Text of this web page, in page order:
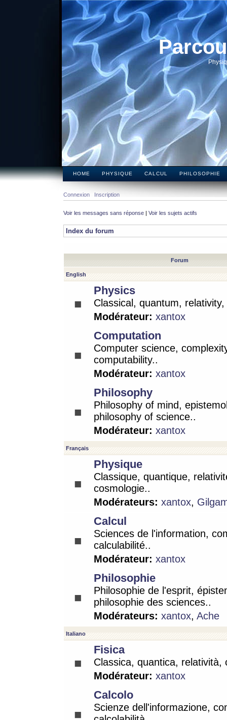
HOME PHYSIQUE CALCUL PHILOSOPHIE
Connexion Inscription
Voir les messages sans réponse | Voir les sujets actifs
Index du forum
Forum
English
Physics
Classical, quantum,
Modérateur: xantox
Computation
Computer science,
computability..
Modérateur: xantox
Philosophy
Philosophy of mind,
philosophy of science..
Modérateur: xantox
Français
Physique
Classique, quantique,
cosmologie..
Modérateurs: xantox,
Calcul
Sciences de l'information,
calculabilité..
Modérateur: xantox
Philosophie
Philosophie de l'esprit,
philosophie des sciences..
Modérateurs: xantox, Ache
Italiano
Fisica
Classica, quantica, relatività,
Modérateur: xantox
Calcolo
Scienze dell'informazione,